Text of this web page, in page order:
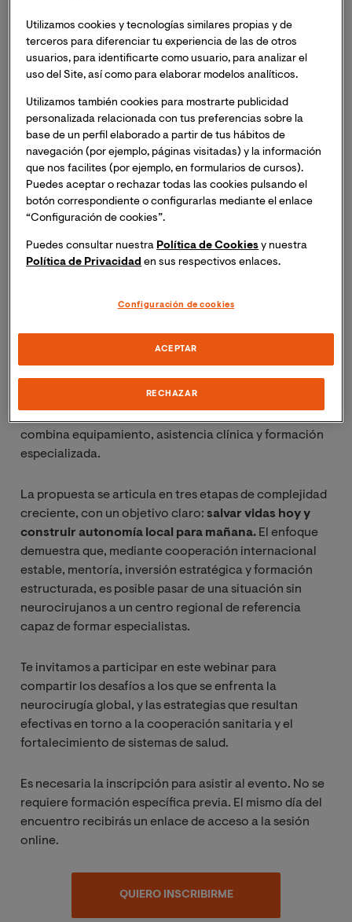
vidas y construir autonomía”.
El webinar se celebrará el próximo martes 2 de
La neurocirugía es una herramienta esencial para
salvar vidas y prevenir discapacidades graves. Sin
embargo, millones de personas en países de bajos
recursos siguen sin acceso a tratamientos que en otros
lugares se consideran básicos. La falta de especialistas,
equipamiento y programas formativos provoca que
enfermedades tratables como la hidrocefalia infantil o
los traumatismos craneoencefálicos sigan teniendo
neuroquirúrgica en centros autónomos y sostenibles.
Basado en la experiencia real de más de una década en
combina equipamiento, asistencia clínica y formación
especializada.
La propuesta se articula en tres etapas de complejidad
creciente, con un objetivo claro: salvar vidas hoy y
construir autonomía local para mañana. El enfoque
demuestra que, mediante cooperación internacional
estable, mentoría, inversión estratégica y formación
estructurada, es posible pasar de una situación sin
neurocirujanos a un centro regional de referencia
capaz de formar especialistas.
Te invitamos a participar en este webinar para
compartir los desafíos a los que se enfrenta la
neurocirugía global, y las estrategias que resultan
efectivas en torno a la cooperación sanitaria y el
fortalecimiento de sistemas de salud.
Es necesaria la inscripción para asistir al evento. No se
requiere formación específica previa. El mismo día del
encuentro recibirás un enlace de acceso a la sesión
online.
QUIERO INSCRIBIRME
Utilizamos cookies y tecnologías similares propias y de
terceros para diferenciar tu experiencia de las de otros
usuarios, para identificarte como usuario, para analizar el
uso del Site, así como para elaborar modelos analíticos.
Utilizamos también cookies para mostrarte publicidad
personalizada relacionada con tus preferencias sobre la
base de un perfil elaborado a partir de tus hábitos de
navegación (por ejemplo, páginas visitadas) y la información
que nos facilites (por ejemplo, en formularios de cursos).
Puedes aceptar o rechazar todas las cookies pulsando el
botón correspondiente o configurarlas mediante el enlace
“Configuración de cookies”.
Puedes consultar nuestra Política de Cookies y nuestra
Política de Privacidad en sus respectivos enlaces.
Configuración de cookies
RECHAZAR
ACEPTAR